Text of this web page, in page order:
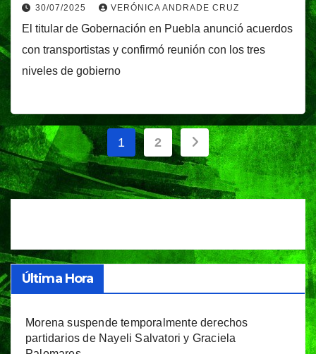
30/07/2025 VERÓNICA ANDRADE CRUZ
El titular de Gobernación en Puebla anunció acuerdos
con transportistas y confirmó reunión con los tres
niveles de gobierno
Paginación
de
entradas
1 2
Última Hora
Morena suspende temporalmente derechos
partidarios de Nayeli Salvatori y Graciela